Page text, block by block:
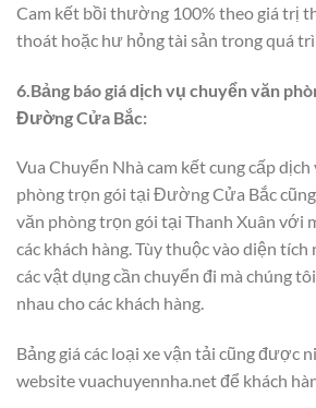
Cam kết bồi thường 100% theo giá trị
thoát hoặc hư hỏng tài sản trong quá
6.Bảng báo giá dịch vụ chuyển văn
Đường Cửa Bắc:
Vua Chuyển Nhà cam kết cung cấp
phòng trọn gói tại Đường Cửa Bắc
văn phòng trọn gói tại Thanh Xuân với
các khách hàng. Tùy thuộc vào diện
các vật dụng cần chuyển đi mà chúng
nhau cho các khách hàng.
Bảng giá các loại xe vận tải cũng được
website vuachuyennha.net để khách